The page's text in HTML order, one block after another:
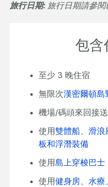
旅行日期: 旅行日期請參閱
包含
至少 3 晚住宿
無限次漢密爾頓島
機場/碼頭來回接送
使用雙體船、滑浪
板和浮潛裝備
使用島上穿梭巴士
使用健身房、水療